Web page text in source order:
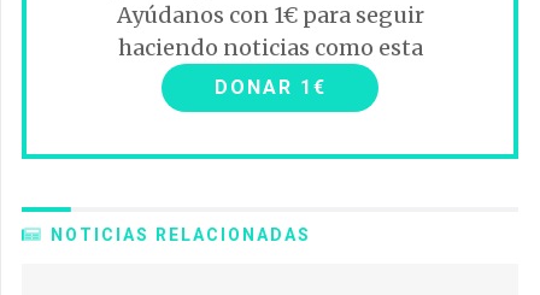
Ayúdanos con 1€ para seguir
haciendo noticias como esta
DONAR 1€
NOTICIAS RELACIONADAS